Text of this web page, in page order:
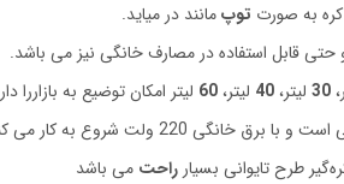
به صورت توپمانند در میاید.
حتی قابل استفاده در مصارف خانگی نیز می باشد.
30 لیتر،40 لیتر،60 لیتر امکان توضیع به بازاررا
ولت شروع به کار می کنند
طرح تایوانی بسیار راحت می باشد